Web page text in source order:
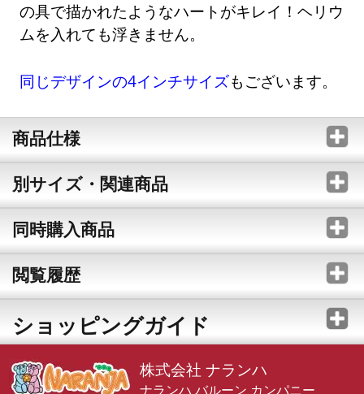
の具で描かれたようなハートがキレイ！ヘリウ
ムを入れても浮きません。
同じデザインの4インチサイズもございます。
商品仕様
別サイズ・関連商品
同時購入商品
閲覧履歴
ショッピングガイド
株式会社 ナランハ
ナランハ バルーン カンパニー